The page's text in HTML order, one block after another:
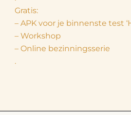
Gratis:
– APK voor je binnenste test
– Workshop
– Online bezinningsserie
.